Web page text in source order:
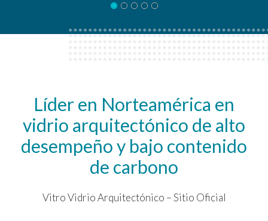
Líder en Norteamérica en
vidrio arquitectónico de alto
desempeño y bajo contenido
de carbono
Vitro Vidrio Arquitectónico – Sitio Oficial